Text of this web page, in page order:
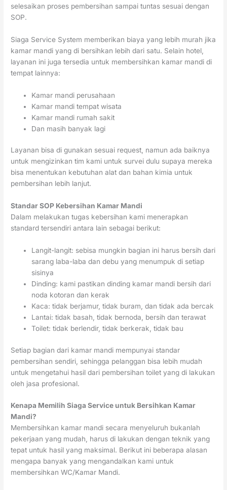
selesaikan proses pembersihan sampai tuntas sesuai dengan
SOP.
Siaga Service System memberikan biaya yang lebih murah jika
kamar mandi yang di bersihkan lebih dari satu. Selain hotel,
layanan ini juga tersedia untuk membersihkan kamar mandi di
tempat lainnya:
Kamar mandi perusahaan
Kamar mandi tempat wisata
Kamar mandi rumah sakit
Dan masih banyak lagi
Layanan bisa di gunakan sesuai request, namun ada baiknya
untuk mengizinkan tim kami untuk survei dulu supaya mereka
bisa menentukan kebutuhan alat dan bahan kimia untuk
pembersihan lebih lanjut.
Standar SOP Kebersihan Kamar Mandi
Dalam melakukan tugas kebersihan kami menerapkan
standard tersendiri antara lain sebagai berikut:
Langit-langit: sebisa mungkin bagian ini harus bersih dari
sarang laba-laba dan debu yang menumpuk di setiap
sisinya
Dinding: kami pastikan dinding kamar mandi bersih dari
noda kotoran dan kerak
Kaca: tidak berjamur, tidak buram, dan tidak ada bercak
Lantai: tidak basah, tidak bernoda, bersih dan terawat
Toilet: tidak berlendir, tidak berkerak, tidak bau
Setiap bagian dari kamar mandi mempunyai standar
pembersihan sendiri, sehingga pelanggan bisa lebih mudah
untuk mengetahui hasil dari pembersihan toilet yang di lakukan
oleh jasa profesional.
Kenapa Memilih Siaga Service untuk Bersihkan Kamar
Mandi?
Membersihkan kamar mandi secara menyeluruh bukanlah
pekerjaan yang mudah, harus di lakukan dengan teknik yang
tepat untuk hasil yang maksimal. Berikut ini beberapa alasan
mengapa banyak yang mengandalkan kami untuk
membersihkan WC/Kamar Mandi.